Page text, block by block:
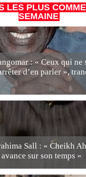
LES PLUS
SEMAINE
: « Ceux qui ne
d’en parler »,
Sall : « Cheikh
sur son temps »